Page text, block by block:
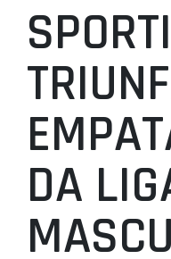
AGENTES
AGENDA
SELEÇÕES
MINIBASQUETE
ÁREA TÉCNICA
PROJETOS
LIGA BETCLIC
LIGA BETCLIC
DA